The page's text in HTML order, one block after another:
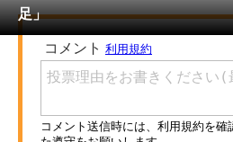
メディア
注目記事を集めた総合ページ
ITの今と未来を見通す
スマホと通信の最新トレンド
足」